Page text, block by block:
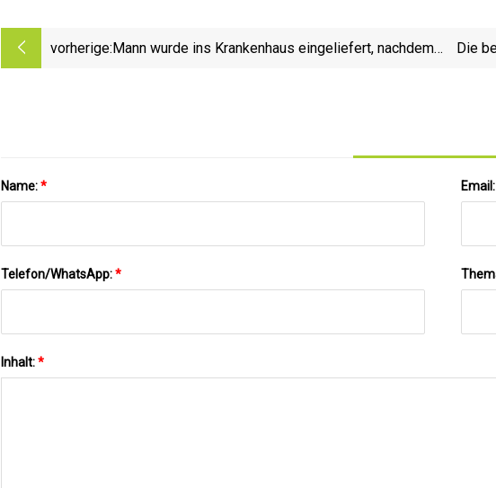
vorherige:Mann wurde ins Krankenhaus eingeliefert, nachdem
Die
Name:* Email:
Telefon/WhatsApp:*
Inhalt:*